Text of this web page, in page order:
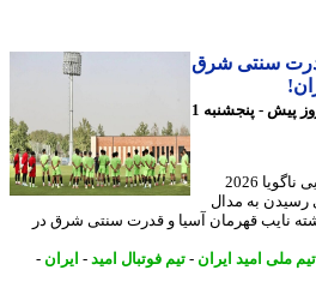
سنتی شرق
14 روز پیش - پنجشنبه 1
قرعه کشی فوتبال بازی های آسیایی ناگویا 2026
به مدال
قهرمان آسیا و قدرت سنتی شرق در
امید ایران - تیم فوتبال امید -ایران -